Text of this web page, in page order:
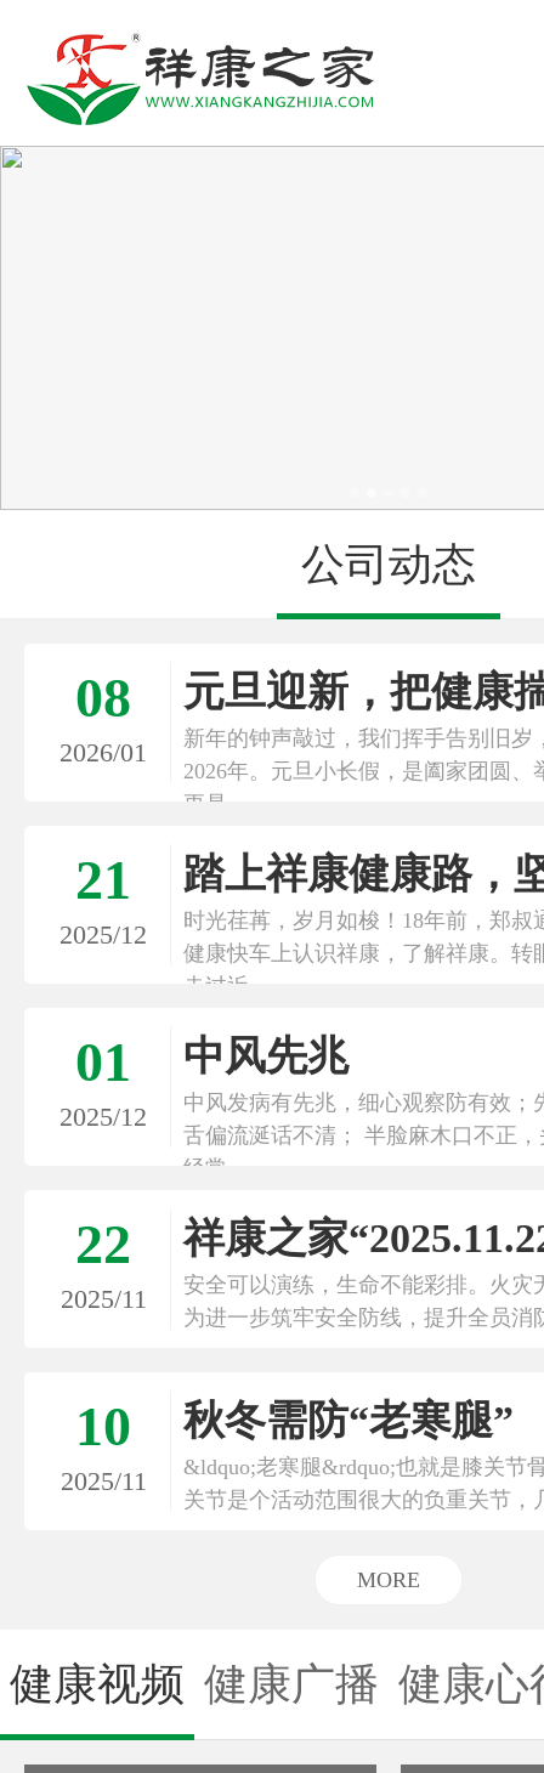
公司动态
08
2026/01
元旦迎新，把健康
新年的钟声敲过，我们挥手告别旧岁
2026年。元旦小长假，是阖家团圆、
更是
21
2025/12
踏上祥康健康路，
时光荏苒，岁月如梭！18年前，郑叔
健康快车上认识祥康，了解祥康。转
走过近
01
2025/12
中风先兆
中风发病有先兆，细心观察防有效；
舌偏流涎话不清； 半脸麻木口不正
经常
22
2025/11
祥康之家
安全可以演练，生命不能彩排。火灾
为进一步筑牢安全防线，提升全员消
10
2025/11
秋冬需防“老寒腿”
&ldquo;老寒腿&rdquo;也就是膝关节
关节是个活动范围很大的负重关节，
MORE
健康视频 健康广播 健康心